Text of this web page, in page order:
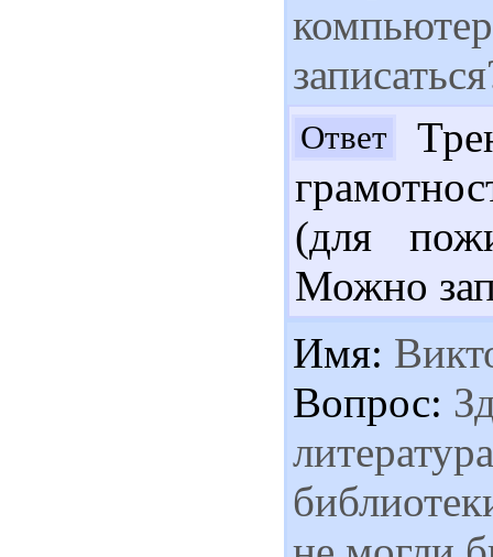
Ответ
(для
Можно
Имя:
Вопрос: